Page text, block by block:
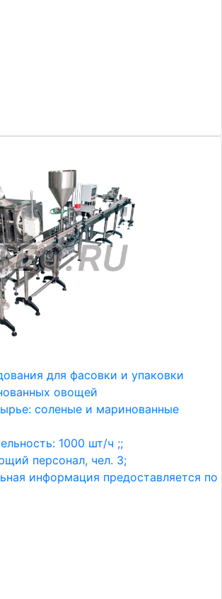
для фасовки и упаковки
овощей
соленые и маринованные
1000 шт/ч ;;
персонал, чел. 3;
информация предоставляется по